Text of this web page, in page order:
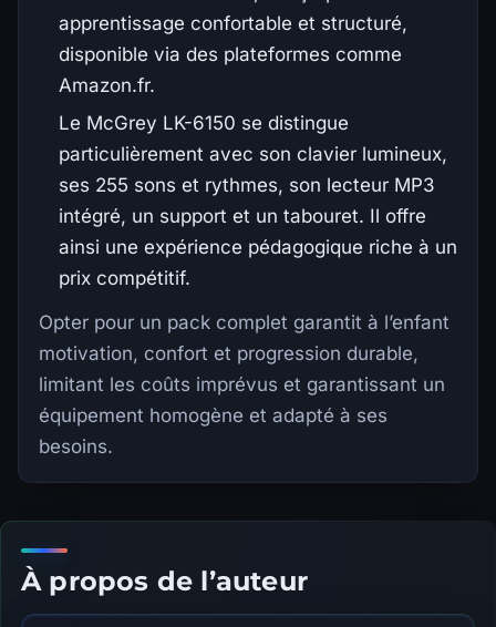
apprentissage confortable et structuré,
disponible via des plateformes comme
Amazon.fr.
Le McGrey LK-6150 se distingue
particulièrement avec son clavier lumineux,
ses 255 sons et rythmes, son lecteur MP3
intégré, un support et un tabouret. Il offre
ainsi une expérience pédagogique riche à un
prix compétitif.
Opter pour un pack complet garantit à l’enfant
motivation, confort et progression durable,
limitant les coûts imprévus et garantissant un
équipement homogène et adapté à ses
besoins.
À propos de l’auteur